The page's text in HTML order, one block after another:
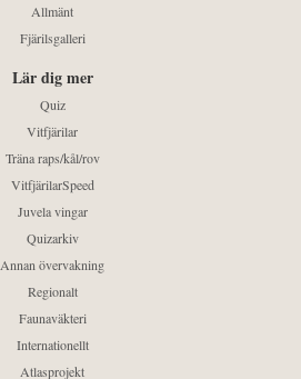
Allmänt
Fjärilsgalleri
Lär dig mer
Quiz
Vitfjärilar
Träna raps/kål/rov
VitfjärilarSpeed
Juvela vingar
Quizarkiv
Annan övervakning
Regionalt
Faunaväkteri
Internationellt
Atlasprojekt